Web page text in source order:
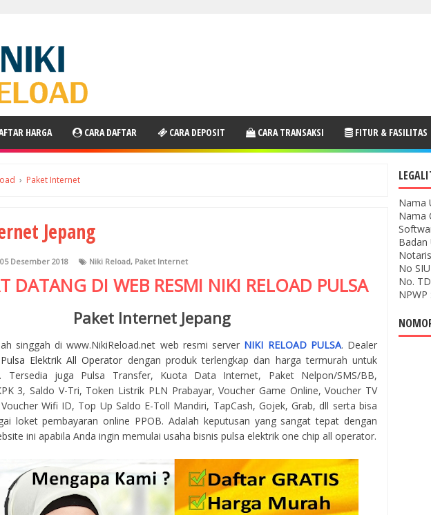
HARGA CARA DAFTAR CARA DEPOSIT CARA TRANSAKSI FITUR & FASILITAS
› Paket Internet
Jepang
Desember 2018 Niki Reload, Paket Internet
DATANG DI WEB RESMI NIKI RELOAD PULSA
Paket Internet Jepang
singgah di www.NikiReload.net web resmi server NIKI RELOAD PULSA. Dealer
Pulsa Elektrik All Operator dengan produk terlengkap dan harga termurah untuk
Tersedia juga Pulsa Transfer, Kuota Data Internet, Paket Nelpon/SMS/BB,
3, Saldo V-Tri, Token Listrik PLN Prabayar, Voucher Game Online, Voucher TV
Wifi ID, Top Up Saldo E-Toll Mandiri, TapCash, Gojek, Grab, dll serta bisa
loket pembayaran online PPOB. Adalah keputusan yang sangat tepat dengan
ini apabila Anda ingin memulai usaha bisnis pulsa elektrik one chip all operator.
Nama
Nama
Badan
No
No.
NPWP